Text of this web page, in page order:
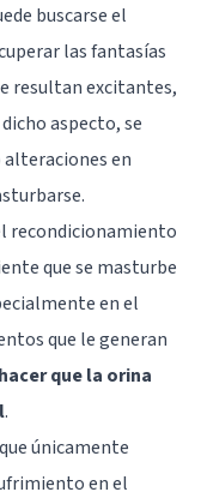
buscarse el
las fantasías
resultan excitantes,
aspecto, se
alteraciones en
recondicionamiento
que se masturbe
en el
que le generan
hacer que la orina
.
únicamente
en el